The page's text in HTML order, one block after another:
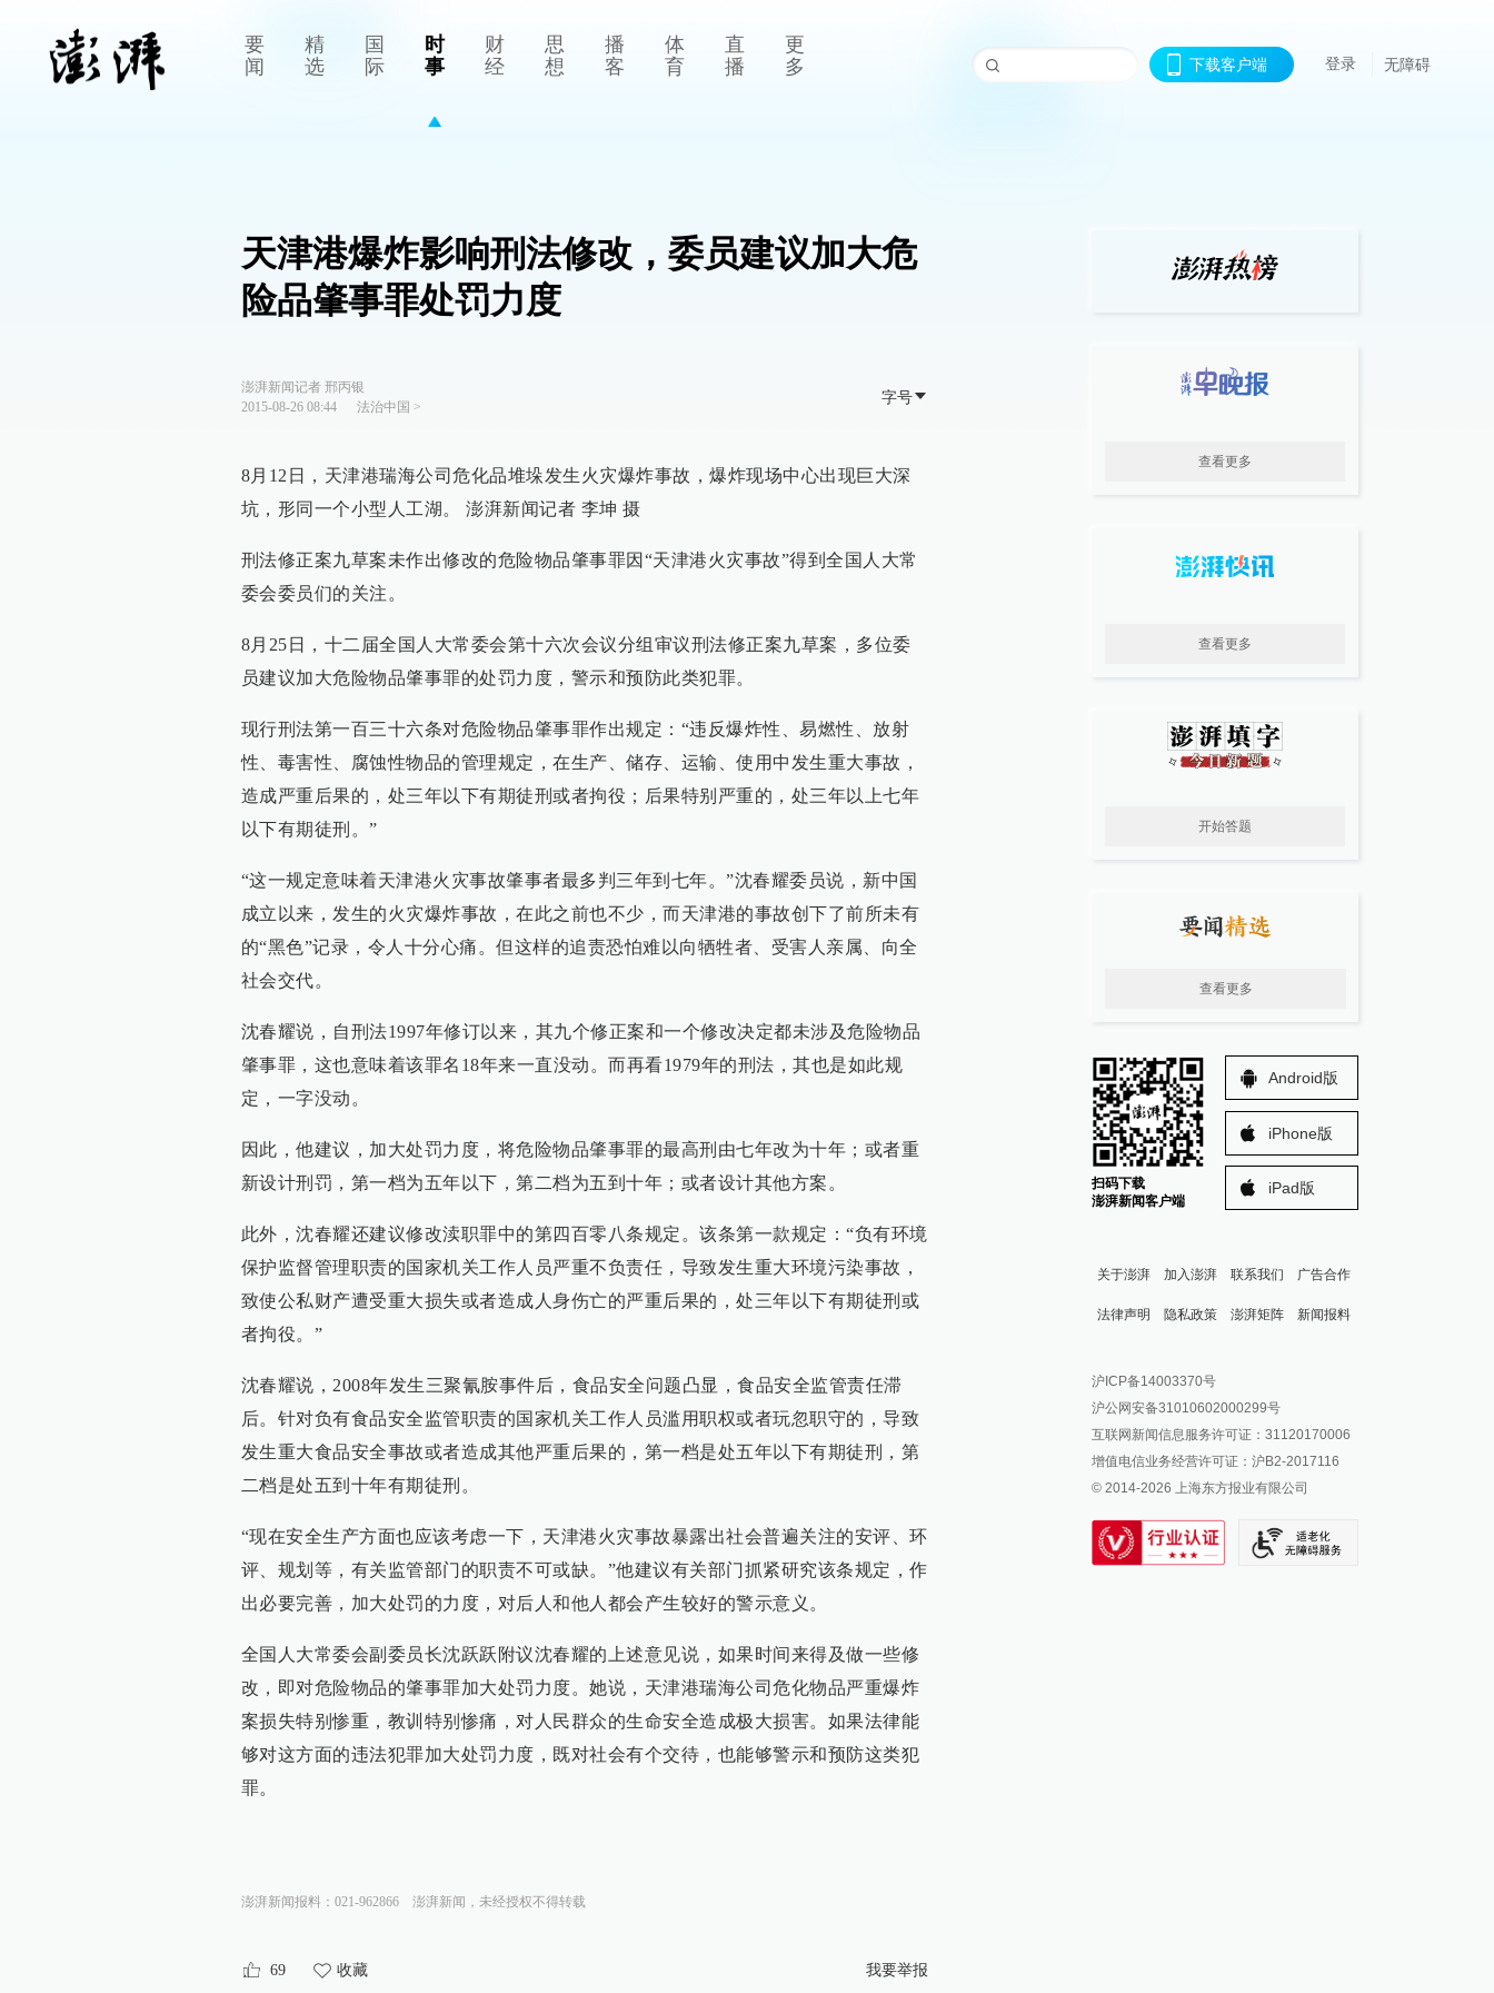
要
闻
精
选
国
际
时
事
财
经
思
想
播
客
体
育
直
播
更
多
下载客户端 登录 无障碍
天津港爆炸影响刑法修改，委员建议加大危
险品肇事罪处罚力度
澎湃新闻记者 邢丙银
2015-08-26 08:44
法治中国 >
字号
8月12日，天津港瑞海公司危化品堆垛发生火灾爆炸事故，爆炸现场中心出现巨大深
坑，形同一个小型人工湖。 澎湃新闻记者 李坤 摄
刑法修正案九草案未作出修改的危险物品肇事罪因“天津港火灾事故”得到全国人大常
委会委员们的关注。
8月25日，十二届全国人大常委会第十六次会议分组审议刑法修正案九草案，多位委
员建议加大危险物品肇事罪的处罚力度，警示和预防此类犯罪。
现行刑法第一百三十六条对危险物品肇事罪作出规定：“违反爆炸性、易燃性、放射
性、毒害性、腐蚀性物品的管理规定，在生产、储存、运输、使用中发生重大事故，
造成严重后果的，处三年以下有期徒刑或者拘役；后果特别严重的，处三年以上七年
以下有期徒刑。”
“这一规定意味着天津港火灾事故肇事者最多判三年到七年。”沈春耀委员说，新中国
成立以来，发生的火灾爆炸事故，在此之前也不少，而天津港的事故创下了前所未有
的“黑色”记录，令人十分心痛。但这样的追责恐怕难以向牺牲者、受害人亲属、向全
社会交代。
沈春耀说，自刑法1997年修订以来，其九个修正案和一个修改决定都未涉及危险物品
肇事罪，这也意味着该罪名18年来一直没动。而再看1979年的刑法，其也是如此规
定，一字没动。
因此，他建议，加大处罚力度，将危险物品肇事罪的最高刑由七年改为十年；或者重
新设计刑罚，第一档为五年以下，第二档为五到十年；或者设计其他方案。
此外，沈春耀还建议修改渎职罪中的第四百零八条规定。该条第一款规定：“负有环境
保护监督管理职责的国家机关工作人员严重不负责任，导致发生重大环境污染事故，
致使公私财产遭受重大损失或者造成人身伤亡的严重后果的，处三年以下有期徒刑或
者拘役。”
沈春耀说，2008年发生三聚氰胺事件后，食品安全问题凸显，食品安全监管责任滞
后。针对负有食品安全监管职责的国家机关工作人员滥用职权或者玩忽职守的，导致
发生重大食品安全事故或者造成其他严重后果的，第一档是处五年以下有期徒刑，第
二档是处五到十年有期徒刑。
“现在安全生产方面也应该考虑一下，天津港火灾事故暴露出社会普遍关注的安评、环
评、规划等，有关监管部门的职责不可或缺。”他建议有关部门抓紧研究该条规定，作
出必要完善，加大处罚的力度，对后人和他人都会产生较好的警示意义。
全国人大常委会副委员长沈跃跃附议沈春耀的上述意见说，如果时间来得及做一些修
改，即对危险物品的肇事罪加大处罚力度。她说，天津港瑞海公司危化物品严重爆炸
案损失特别惨重，教训特别惨痛，对人民群众的生命安全造成极大损害。如果法律能
够对这方面的违法犯罪加大处罚力度，既对社会有个交待，也能够警示和预防这类犯
罪。
澎湃新闻报料：021-962866 澎湃新闻，未经授权不得转载
69 收藏 我要举报
查看更多
查看更多
开始答题
查看更多
扫码下载
澎湃新闻客户端
Android版
iPhone版
iPad版
关于澎湃 加入澎湃 联系我们 广告合作
法律声明 隐私政策 澎湃矩阵
澎湃新闻公众号
澎湃新闻抖音号
派生万物开放平台
IP SHANGHAI
SIXTH TONE
新闻报料
报料邮箱: news@thepaper.cn
沪ICP备14003370号
沪公网安备31010602000299号
互联网新闻信息服务许可证：31120170006
增值电信业务经营许可证：沪B2-2017116
© 2014-2026 上海东方报业有限公司